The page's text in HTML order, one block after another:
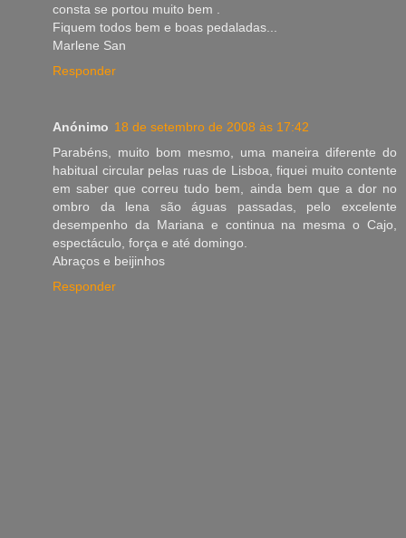
consta se portou muito bem .
Fiquem todos bem e boas pedaladas...
Marlene San
Responder
Anónimo 18 de setembro de 2008 às 17:42
Parabéns, muito bom mesmo, uma maneira diferente do
habitual circular pelas ruas de Lisboa, fiquei muito contente
em saber que correu tudo bem, ainda bem que a dor no
ombro da lena são águas passadas, pelo excelente
desempenho da Mariana e continua na mesma o Cajo,
espectáculo, força e até domingo.
Abraços e beijinhos
Responder